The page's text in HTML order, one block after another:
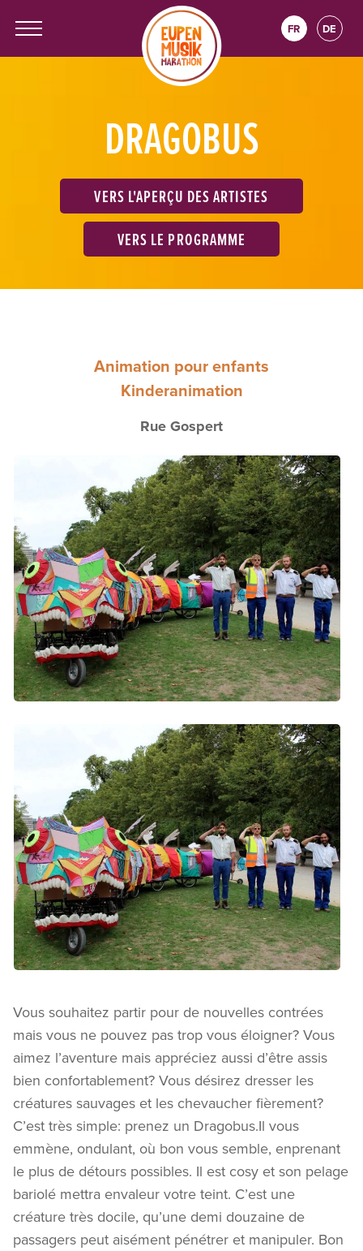
FR DE
DRAGOBUS
VERS L'APERÇU DES ARTISTES
VERS LE PROGRAMME
Animation pour enfants
Kinderanimation
Rue Gospert
Vous souhaitez partir pour de nouvelles contrées
mais vous ne pouvez pas trop vous éloigner? Vous
aimez l’aventure mais appréciez aussi d’être assis
bien confortablement? Vous désirez dresser les
créatures sauvages et les chevaucher fièrement?
C’est très simple: prenez un Dragobus.Il vous
emmène, ondulant, où bon vous semble, enprenant
le plus de détours possibles. Il est cosy et son pelage
bariolé mettra envaleur votre teint. C’est une
créature très docile, qu’une demi douzaine de
passagers peut aisément pénétrer et manipuler. Bon